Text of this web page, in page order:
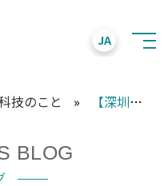
JA
技のこと » 【深圳】華強北でノートPCを修理してきた【即日対応】
BLOG